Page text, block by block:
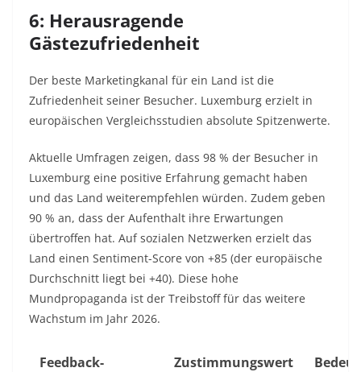
6: Herausragende
Gästezufriedenheit
Der beste Marketingkanal für ein Land ist die
Zufriedenheit seiner Besucher. Luxemburg erzielt in
europäischen Vergleichsstudien absolute Spitzenwerte.
Aktuelle Umfragen zeigen, dass 98 % der Besucher in
Luxemburg eine positive Erfahrung gemacht haben
und das Land weiterempfehlen würden. Zudem geben
90 % an, dass der Aufenthalt ihre Erwartungen
übertroffen hat. Auf sozialen Netzwerken erzielt das
Land einen Sentiment-Score von +85 (der europäische
Durchschnitt liegt bei +40). Diese hohe
Mundpropaganda ist der Treibstoff für das weitere
Wachstum im Jahr 2026.
Feedback- Zustimmungswert